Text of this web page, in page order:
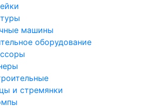
машины
оборудование
и стремянки